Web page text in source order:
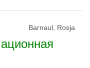
Barnaul, Rosja